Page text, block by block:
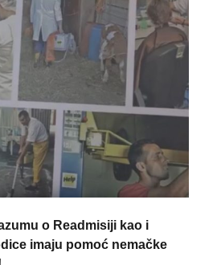
o Readmisiji kao i
imaju pomoć nemačke